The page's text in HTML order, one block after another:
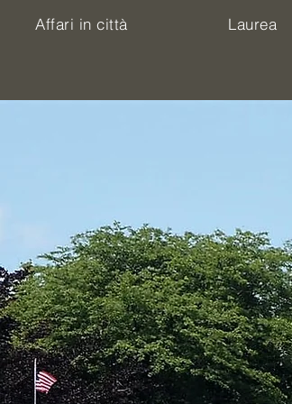
Affari in città Laurea